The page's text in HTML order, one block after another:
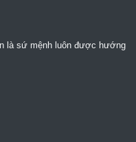
là sứ mệnh luôn được hướng